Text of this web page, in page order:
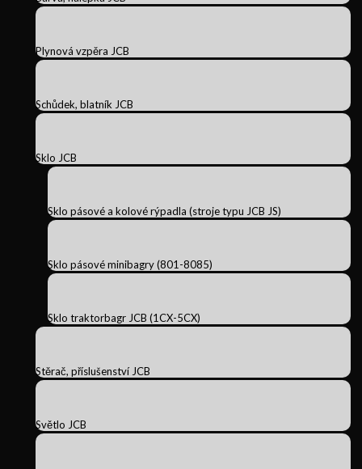
Plynová vzpěra JCB
Schůdek, blatník JCB
Sklo JCB
Sklo pásové a kolové rýpadla (stroje typu JCB JS)
Sklo pásové minibagry (801-8085)
Sklo traktorbagr JCB (1CX-5CX)
Stěrač, příslušenství JCB
Světlo JCB